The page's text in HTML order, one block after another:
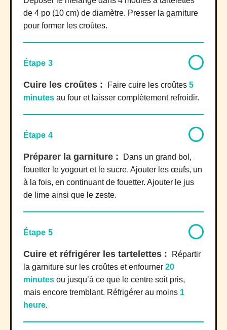
de 4 po (10 cm) de diamètre. Presser la garniture
pour former les croûtes.
Étape 3
Cuire les croûtes : Faire cuire les croûtes 5
minutes au four et laisser complètement refroidir.
Étape 4
Préparer la garniture :
Dans un grand bol,
fouetter le yogourt et le sucre. Ajouter les œufs, un
à la fois, en continuant de fouetter. Ajouter le jus
de lime ainsi que le zeste.
Étape 5
Cuire et réfrigérer les tartelettes :
Répartir
la garniture sur les croûtes et enfourner 20
minutes ou jusqu’à ce que le centre soit pris,
mais encore tremblant. Réfrigérer au moins 1
heure.